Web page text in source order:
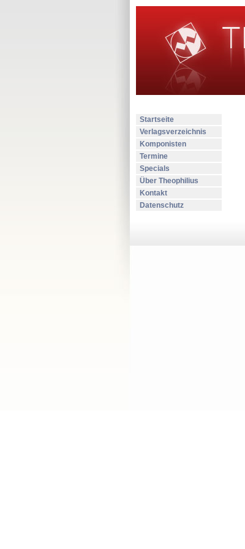
Startseite
Verlagsverzeichnis
Komponisten
Termine
Specials
Über Theophilius
Kontakt
Datenschutz